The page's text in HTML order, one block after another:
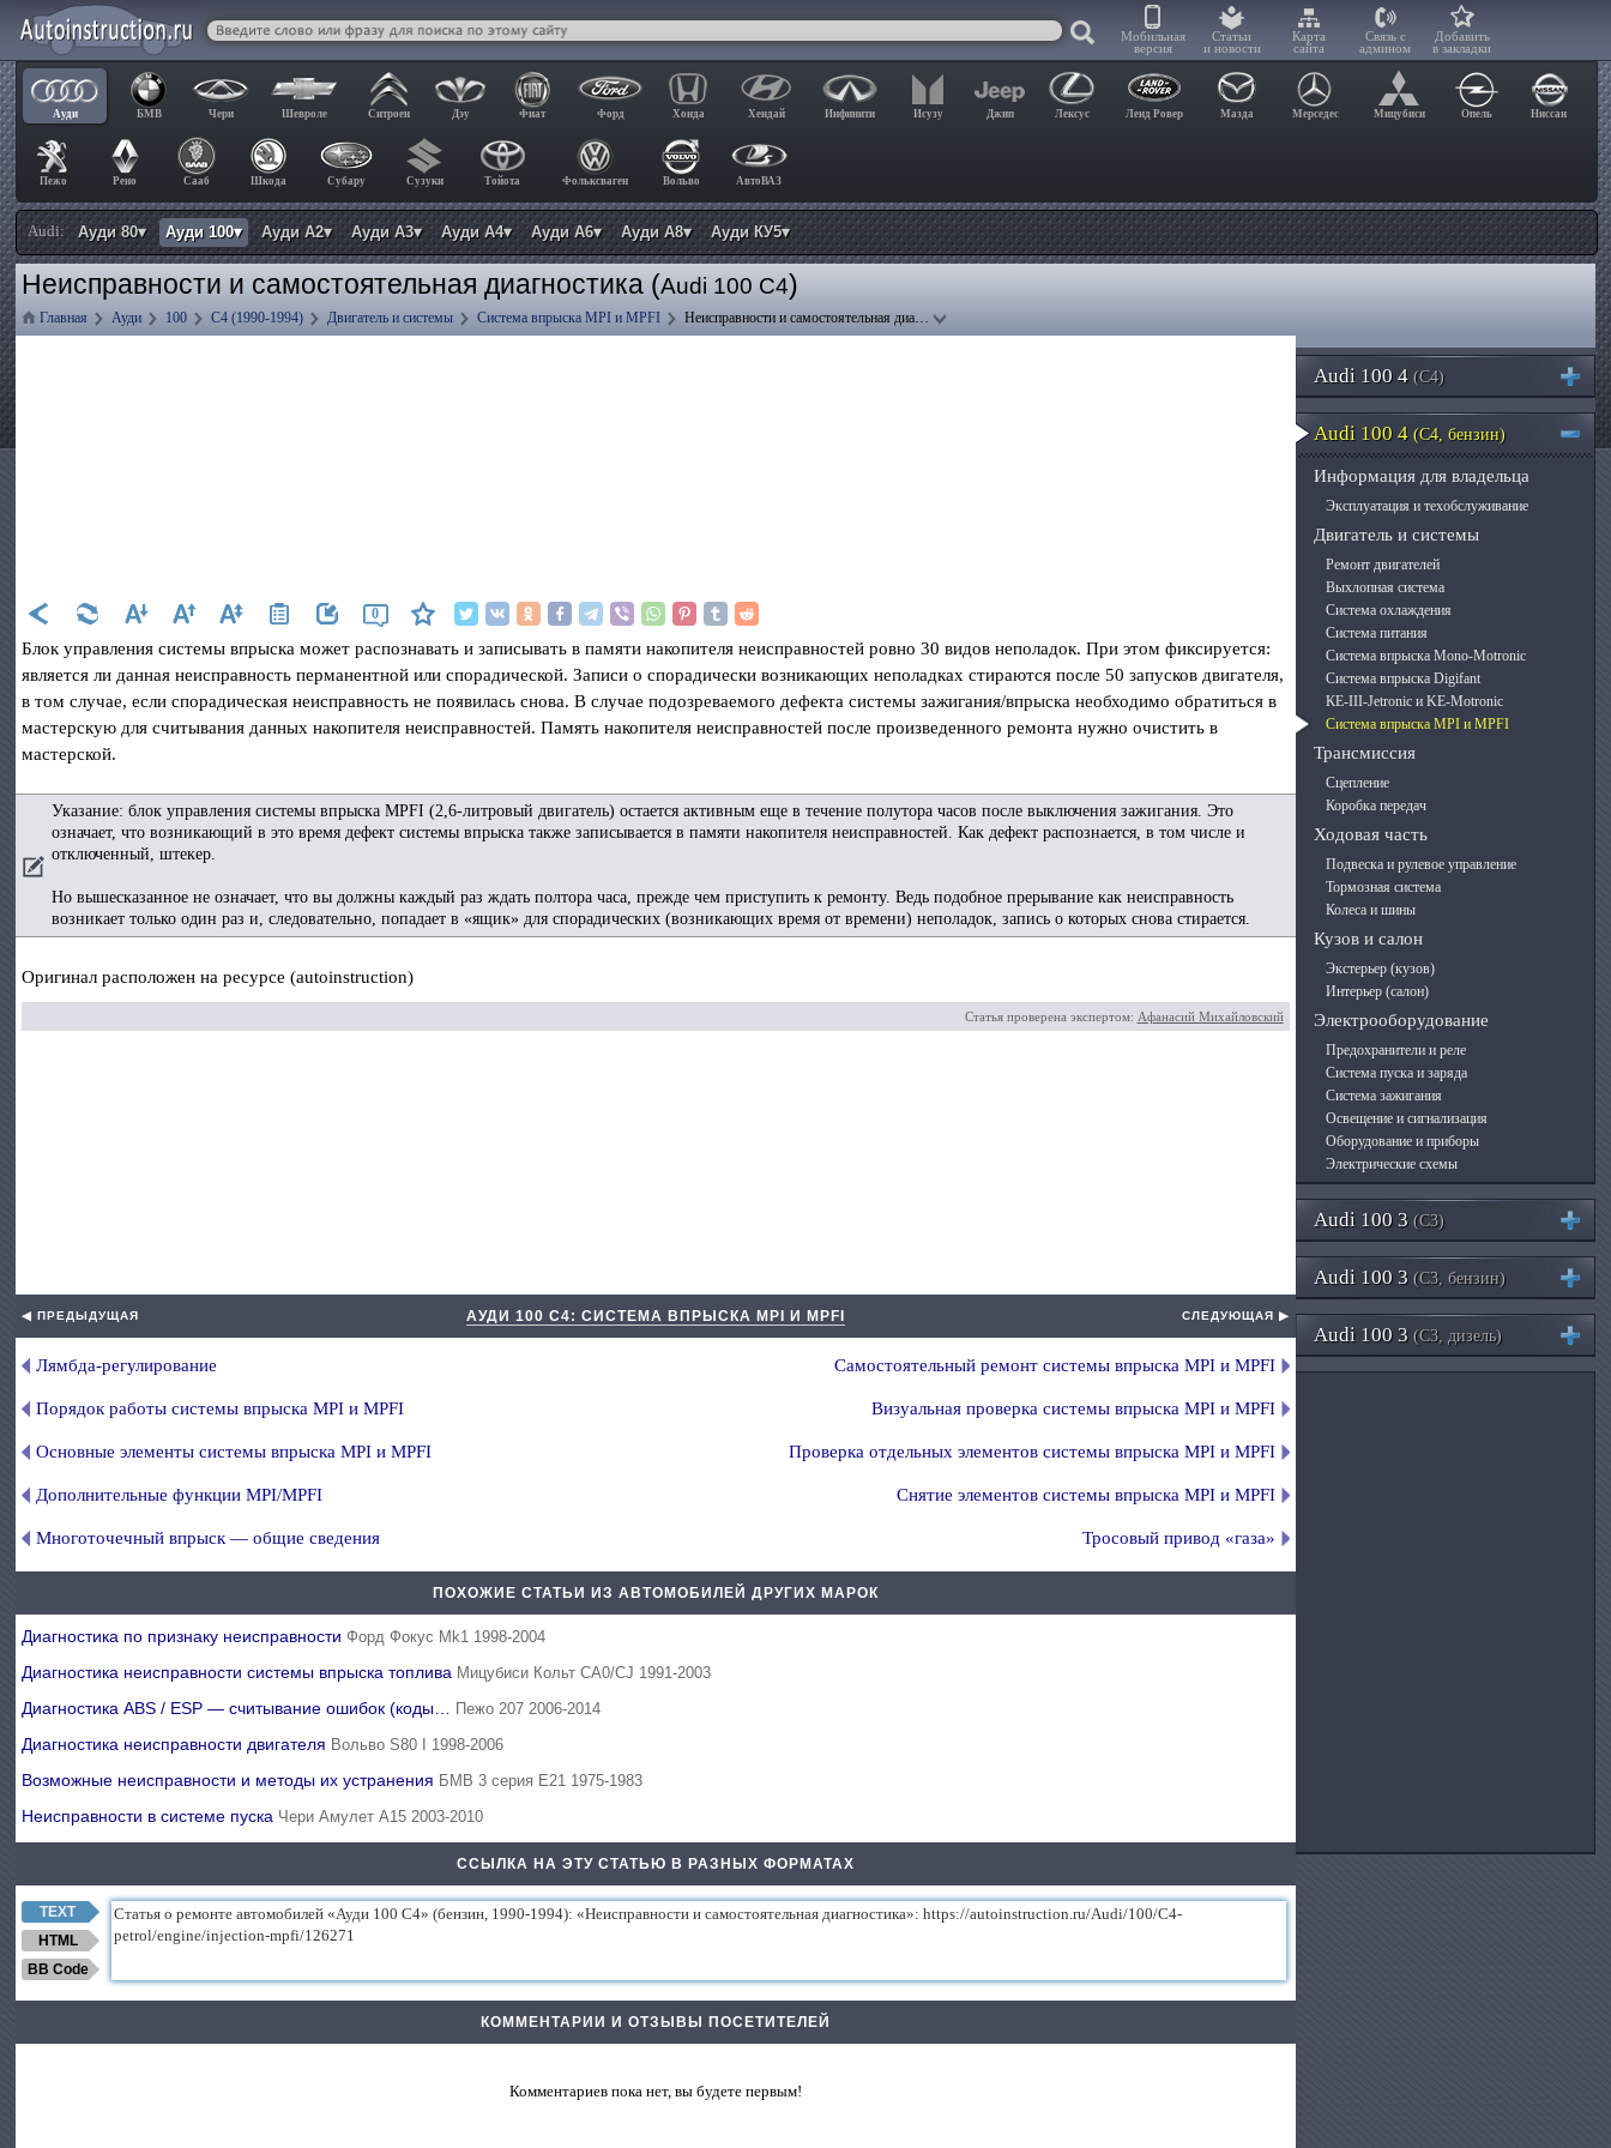
Мобильная
версия
Статьи
и новости
Карта
сайта
Связь с
админом
Добавить
в закладки
Ауди БМВ Чери Шевроле Ситроен Дэу Фиат Форд Хонда Хендай Инфинити Исузу Джип Лексус Ленд Ровер Мазда Мерседес Мицубиси Опель Ниссан
Пежо Рено Сааб Шкода Субару Сузуки Тойота Фольксваген Вольво АвтоВАЗ
Audi: Ауди 80▾ Ауди 100▾ Ауди А2▾ Ауди А3▾ Ауди А4▾ Ауди А6▾ Ауди А8▾ Ауди КУ5▾
Неисправности и самостоятельная диагностика (Audi 100 C4)
Главная Ауди 100 C4 (1990-1994) Двигатель и системы Система впрыска MPI и MPFI Неисправности и самостоятельная диа…
0
Блок управления системы впрыска может распознавать и записывать в памяти накопителя неисправностей ровно 30 видов неполадок. При этом фиксируется:
является ли данная неисправность перманентной или спорадической. Записи о спорадически возникающих неполадках стираются после 50 запусков двигателя,
в том случае, если спорадическая неисправность не появилась снова. В случае подозреваемого дефекта системы зажигания/впрыска необходимо обратиться в
мастерскую для считывания данных накопителя неисправностей. Память накопителя неисправностей после произведенного ремонта нужно очистить в
мастерской.
Указание: блок управления системы впрыска MPFI (2,6-литровый двигатель) остается активным еще в течение полутора часов после выключения зажигания. Это
означает, что возникающий в это время дефект системы впрыска также записывается в памяти накопителя неисправностей. Как дефект распознается, в том числе и
отключенный, штекер.
Но вышесказанное не означает, что вы должны каждый раз ждать полтора часа, прежде чем приступить к ремонту. Ведь подобное прерывание как неисправность
возникает только один раз и, следовательно, попадает в «ящик» для спорадических (возникающих время от времени) неполадок, запись о которых снова стирается.
Оригинал расположен на ресурсе (autoinstruction)
Статья проверена экспертом: Афанасий Михайловский
◀ ПРЕДЫДУЩАЯ АУДИ 100 С4: СИСТЕМА ВПРЫСКА MPI И MPFI СЛЕДУЮЩАЯ ▶
Лямбда-регулирование
Порядок работы системы впрыска MPI и MPFI
Основные элементы системы впрыска MPI и MPFI
Дополнительные функции MPI/MPFI
Многоточечный впрыск — общие сведения
Самостоятельный ремонт системы впрыска MPI и MPFI
Визуальная проверка системы впрыска MPI и MPFI
Проверка отдельных элементов системы впрыска MPI и MPFI
Снятие элементов системы впрыска MPI и MPFI
Тросовый привод «газа»
ПОХОЖИЕ СТАТЬИ ИЗ АВТОМОБИЛЕЙ ДРУГИХ МАРОК
Диагностика по признаку неисправностиФорд Фокус Mk1 1998-2004
Диагностика неисправности системы впрыска топлива Мицубиси Кольт СА0/CJ 1991-2003
Диагностика ABS / ESP — считывание ошибок (коды… Пежо 207 2006-2014
Диагностика неисправности двигателя Вольво S80 I 1998-2006
Возможные неисправности и методы их устранения БМВ 3 серия Е21 1975-1983
Неисправности в системе пуска Чери Амулет А15 2003-2010
ССЫЛКА НА ЭТУ СТАТЬЮ В РАЗНЫХ ФОРМАТАХ
TEXT
HTML
BB Code
КОММЕНТАРИИ И ОТЗЫВЫ ПОСЕТИТЕЛЕЙ
Комментариев пока нет, вы будете первым!
Audi 100 4 (C4)
Audi 100 4 (C4, бензин)
Информация для владельца
Эксплуатация и техобслуживание
Двигатель и системы
Ремонт двигателей
Выхлопная система
Система охлаждения
Система питания
Система впрыска Mono-Motronic
Система впрыска Digifant
КЕ-III-Jetronic и KE-Motronic
Система впрыска MPI и MPFI
Трансмиссия
Сцепление
Коробка передач
Ходовая часть
Подвеска и рулевое управление
Тормозная система
Колеса и шины
Кузов и салон
Экстерьер (кузов)
Интерьер (салон)
Электрооборудование
Предохранители и реле
Система пуска и заряда
Система зажигания
Освещение и сигнализация
Оборудование и приборы
Электрические схемы
Audi 100 3 (C3)
Audi 100 3 (C3, бензин)
Audi 100 3 (C3, дизель)